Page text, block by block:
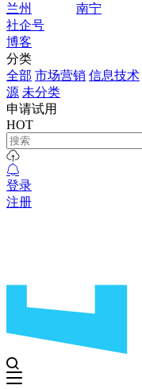
兰州
南宁
社企号
博客
分类
全部 市场营销 信息技术
源 未分类
申请试用
HOT
登录
注册